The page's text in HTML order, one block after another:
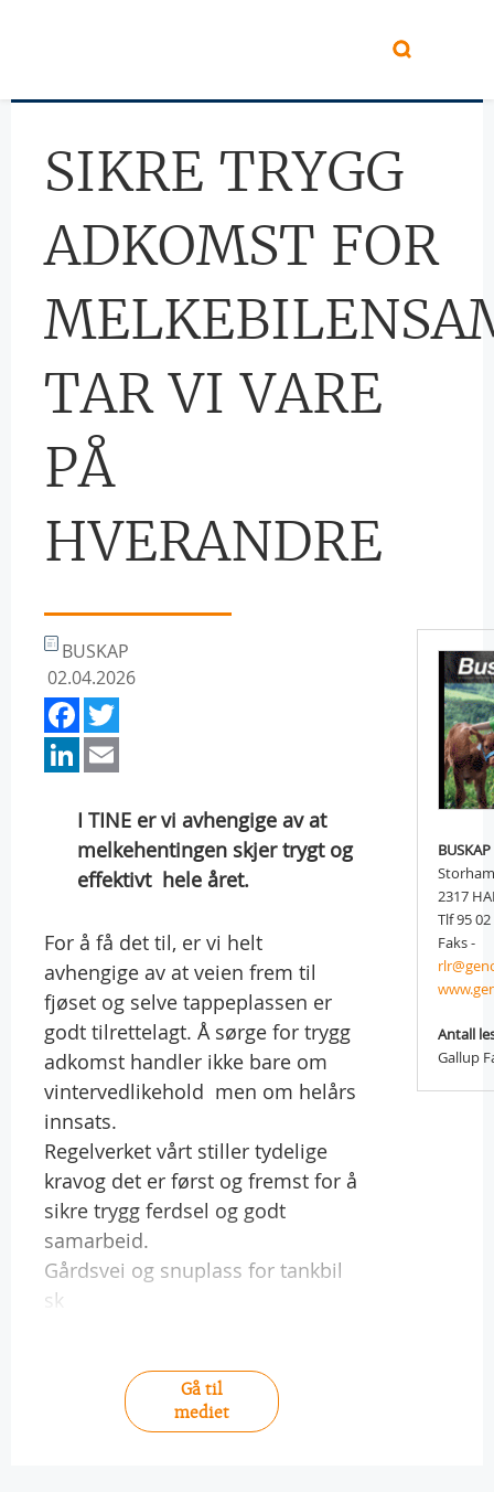
SIKRE TRYGG
ADKOMST FOR
TAR VI VARE
PÅ
HVERANDRE
BUSKAP
02.04.2026
Facebook
LinkedIn
I TINE er vi avhengige av at
melkehentingen skjer trygt og
effektivt  hele året.
For å få det til, er vi helt
avhengige av at veien frem til
fjøset og selve tappeplassen er
godt tilrettelagt. Å sørge for trygg
adkomst handler ikke bare om
vintervedlikehold  men om helårs
innsats.
Regelverket vårt stiller tydelige
kravog det er først og fremst for å
sikre trygg ferdsel og godt
samarbeid.
Gårdsvei og snuplass for tankbil
sk
Gå til
mediet
BUSKAP
2317
Tlf 95
Faks -
Antall
Gallup